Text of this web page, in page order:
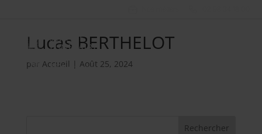
Lucas BERTHELOT
par Accueil | Août 25, 2024
Rechercher